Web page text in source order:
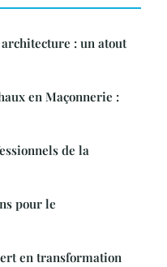
: un atout
en Maçonnerie :
de la
pour le
en transformation